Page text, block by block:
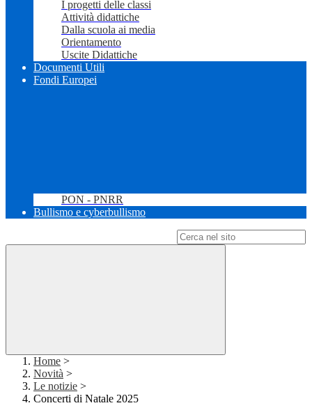
I progetti delle classi
Attività didattiche
Dalla scuola ai media
Orientamento
Uscite Didattiche
Documenti Utili
Fondi Europei
PON - PNRR
Bullismo e cyberbullismo
Home >
Novità >
Le notizie >
Concerti di Natale 2025